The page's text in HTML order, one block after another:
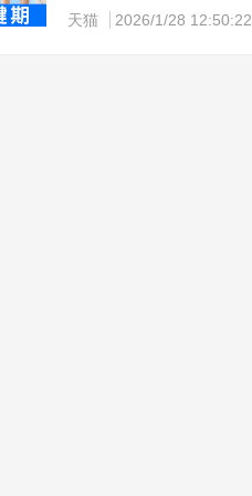
儿童孕妇补充钙质青少年促
【哈药】赖氨酸磷酸氢钙
天猫 2026/1/28 12:50:22